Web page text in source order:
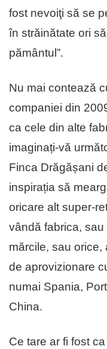
fost nevoiţi să se
în străinătate ori
pământul”.
Nu mai contează
companiei din
ca cele din alte
imaginați-vă
Finca Drăgășani
inspirația să
oricare alt super-
vândă fabrica,
mărcile, sau orice,
de aprovizionare
numai Spania,
China.
Ce tare ar fi fost